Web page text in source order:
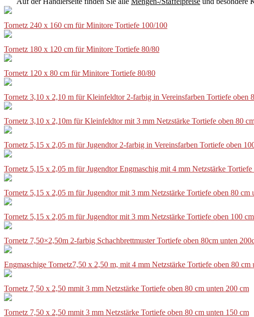
Tornetz 240 x 160 cm für Minitore Tortiefe 100/100
Tornetz 180 x 120 cm für Minitore Tortiefe 80/80
Tornetz 120 x 80 cm für Minitore Tortiefe 80/80
Tornetz 3,10 x 2,10 m für Kleinfeldtor 2-farbig in Vereinsfarben Tortiefe oben
Tornetz 3,10 x 2,10m für Kleinfeldtor mit 3 mm Netzstärke Tortiefe oben 80
Tornetz 5,15 x 2,05 m für Jugendtor 2-farbig in Vereinsfarben Tortiefe oben
Tornetz 5,15 x 2,05 m für Jugendtor Engmaschig mit 4 mm Netzstärke
Tornetz 5,15 x 2,05 m für Jugendtor mit 3 mm Netzstärke Tortiefe oben 80 cm
Tornetz 5,15 x 2,05 m für Jugendtor mit 3 mm Netzstärke Tortiefe oben 100
Tornetz 7,50×2,50m 2-farbig Schachbrettmuster Tortiefe oben 80cm unten
Engmaschige Tornetz7,50 x 2,50 m, mit 4 mm Netzstärke Tortiefe oben 80 cm
Tornetz 7,50 x 2,50 mmit 3 mm Netzstärke Tortiefe oben 80 cm unten 200 cm
Tornetz 7,50 x 2,50 mmit 3 mm Netzstärke Tortiefe oben 80 cm unten 150 cm